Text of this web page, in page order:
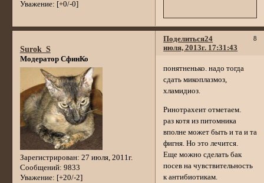
Уважение: [+0/-0]
Поделиться 8
24
июля, 2013г. 17:31:43
Surok_S
Модератор СфинКо
Зарегистрирован: 27 июля, 2011г.
Сообщений: 9833
Уважение: [+20/-2]
понятненько. надо тогда
сдать микоплазмоз,
хламидиоз.
Ринотрахеит отметаем.
раз котя из питомника
вполне может быть и та и та
фигня. Но это лечится.
Еще можно сделать бак
посев на чувствительность
к антибиотикам.